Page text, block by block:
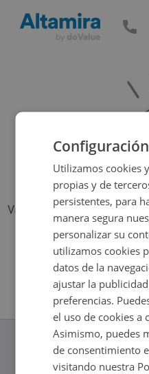
Vaya, parece que el
disponible, pero
Volver
Utilizamos cookies
propias y de
persistentes, para
manera segura
personalizar su
utilizamos cookies
datos de la
ajustar la
preferencias.
el uso de cookies a
Asimismo, puedes
de consentimiento
visitando nuestra